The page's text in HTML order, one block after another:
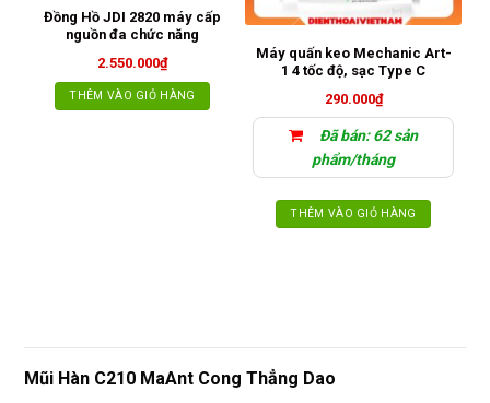
Đồng Hồ JDI 2820 máy cấp
nguồn đa chức năng
2.550.000₫
THÊM VÀO GIỎ HÀNG
Máy quấn keo Mechanic Art-
1 4 tốc độ, sạc Type C
290.000₫
Đã bán: 62 sản
phẩm/tháng
THÊM VÀO GIỎ HÀNG
Mũi Hàn C210 MaAnt Cong Thẳng Dao